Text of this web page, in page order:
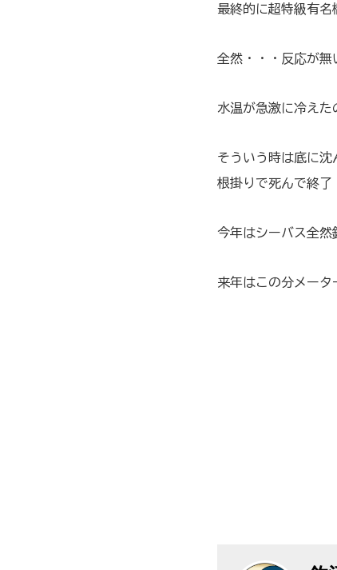
最終的に超特級有名
全然・・・反応が無
水温が急激に冷えた
そういう時は底に沈
根掛りで死んで終了
今年はシーバス全然
来年はこの分メータ